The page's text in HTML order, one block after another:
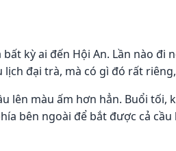
kỳ ai đến Hội An. Lần nào
đại trà, mà có gì đó rất
lên màu ấm hơn hẳn. Buổi
bên ngoài để bắt được cả